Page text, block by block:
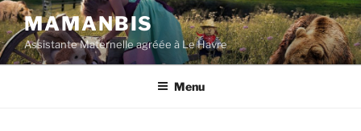
Aller
au
contenu
principal
MAMANBIS
Assistante Maternelle agréée à Le Havre
Menu